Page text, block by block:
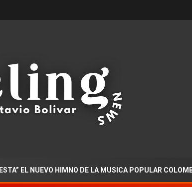
HIMNO DE LA MUSICA POPULAR COLOMBIANA